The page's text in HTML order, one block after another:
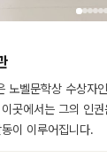
노벨문학상 수상자
곳에서는 그의 인
이 이루어집니다.